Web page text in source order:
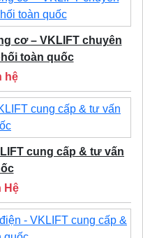
cơ – VKLIFT chuyên
toàn quốc
hệ
cung cấp & tư vấn
Hệ